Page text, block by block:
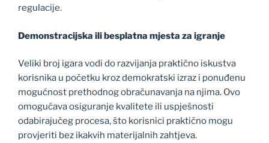
regulacije.
Demonstracijska ili besplatna mjesta za igranje
Veliki broj igara vodi do razvijanja praktično iskustva
korisnika u početku kroz demokratski izraz i ponuđenu
mogućnost prethodnog obračunavanja na njima. Ovo
omogućava osiguranje kvalitete ili uspješnosti
odabirajučeg procesa, što korisnici praktično mogu
provjeriti bez ikakvih materijalnih zahtjeva.